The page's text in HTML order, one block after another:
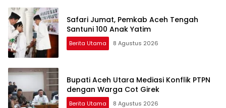
Safari Jumat, Pemkab Aceh Tengah
Santuni 100 Anak Yatim
Berita Utama 8 Agustus 2026
Bupati Aceh Utara Mediasi Konflik PTPN
dengan Warga Cot Girek
Berita Utama 8 Agustus 2026